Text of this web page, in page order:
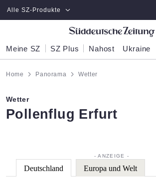
Zum Hauptinhalt springen
Alle SZ-Produkte
Meine SZ SZ Plus Nahost Ukraine
Home Panorama Wetter
Wetter
:
Pollenflug Erfurt
Deutschland Europa und Welt